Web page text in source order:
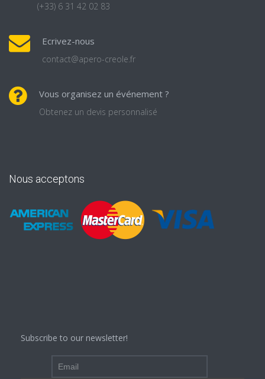
(+33) 6 31 42 02 83
Ecrivez-nous
contact@apero-creole.fr
Vous organisez un événement ?
Obtenez un devis personnalisé
Nous acceptons
Subscribe to our newsletter!